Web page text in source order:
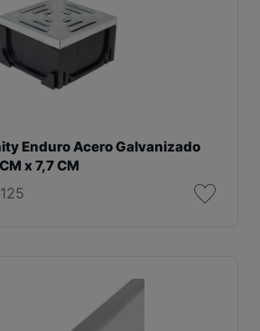
Enduro Acero Galvanizado
x 7,7 CM